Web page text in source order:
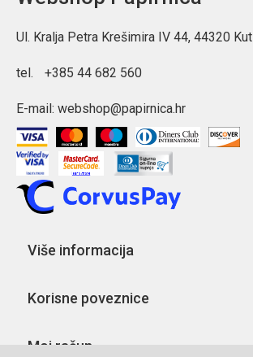
Ul. Kralja Petra Krešimira IV 44, 44320
tel. +385 44 682 560
E-mail: webshop@papirnica.hr
Više informacija
Korisne poveznice
Moj račun